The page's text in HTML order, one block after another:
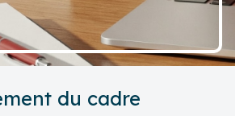
du cadre